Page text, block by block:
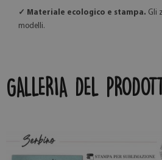
✓ Materiale ecologico e stampa. Gli
modelli.
GALLERIA DEL